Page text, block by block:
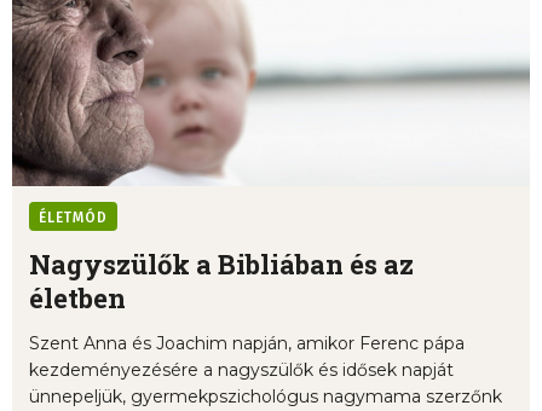
ÉLETMÓD
Nagyszülők a Bibliában és az
életben
Szent Anna és Joachim napján, amikor Ferenc pápa
kezdeményezésére a nagyszülők és idősek napját
ünnepeljük, gyermekpszichológus nagymama szerzőnk